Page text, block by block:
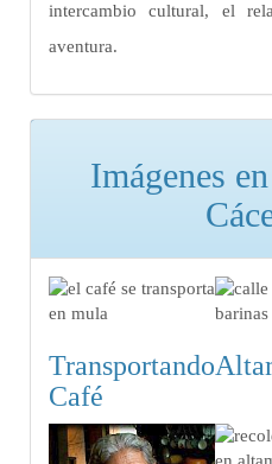
intercambio cultural, el
aventura.
Imágenes
Transportando
Café